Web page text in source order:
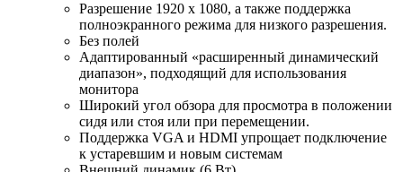
Разрешение 1920 x 1080, а также поддержка
полноэкранного режима для низкого разрешения.
Без полей
Адаптированный «расширенный динамический
диапазон», подходящий для использования
монитора
Широкий угол обзора для просмотра в положении
сидя или стоя или при перемещении.
Поддержка VGA и HDMI упрощает подключение
к устаревшим и новым системам